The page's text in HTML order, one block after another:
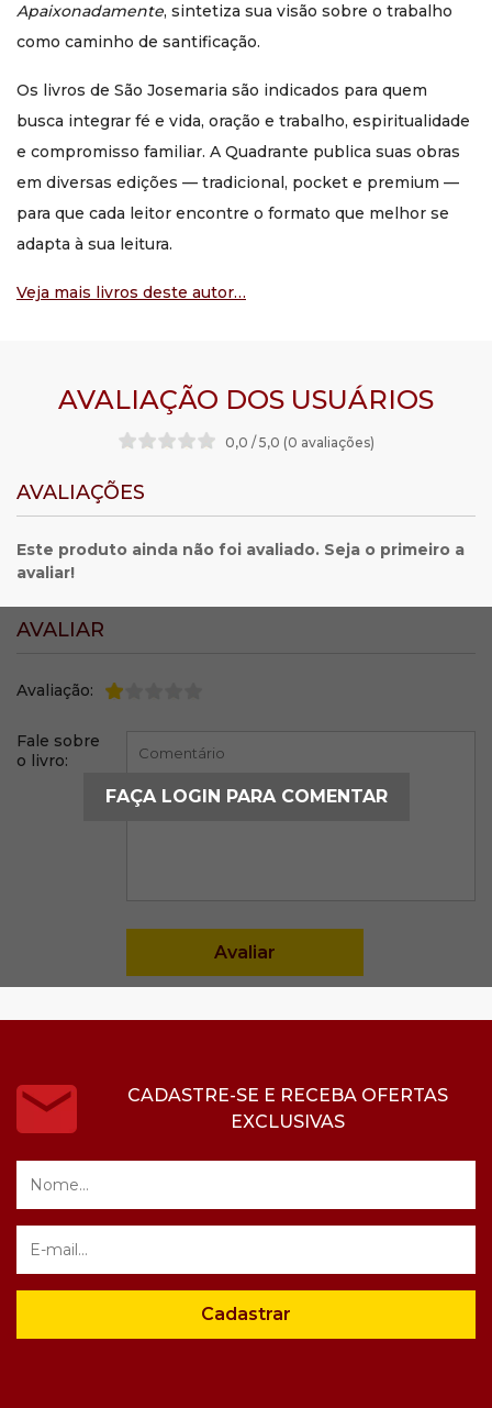
Apaixonadamente, sintetiza sua visão sobre o trabalho
como caminho de santificação.
Os livros de São Josemaria são indicados para quem
busca integrar fé e vida, oração e trabalho, espiritualidade
e compromisso familiar. A Quadrante publica suas obras
em diversas edições — tradicional, pocket e premium —
para que cada leitor encontre o formato que melhor se
adapta à sua leitura.
Veja mais livros deste autor…
AVALIAÇÃO DOS USUÁRIOS
0,0 / 5,0 (0 avaliações)
AVALIAÇÕES
Este produto ainda não foi avaliado. Seja o primeiro a
avaliar!
AVALIAR
Avaliação:
Fale sobre
o livro:
FAÇA LOGIN PARA COMENTAR
CADASTRE-SE E RECEBA OFERTAS
EXCLUSIVAS
Cadastrar